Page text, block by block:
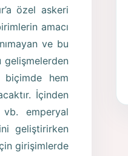
özel askeri
amacı
ve bu
gelişmelerden
biçimde hem
İçinden
emperyal
geliştirirken
girişimlerde